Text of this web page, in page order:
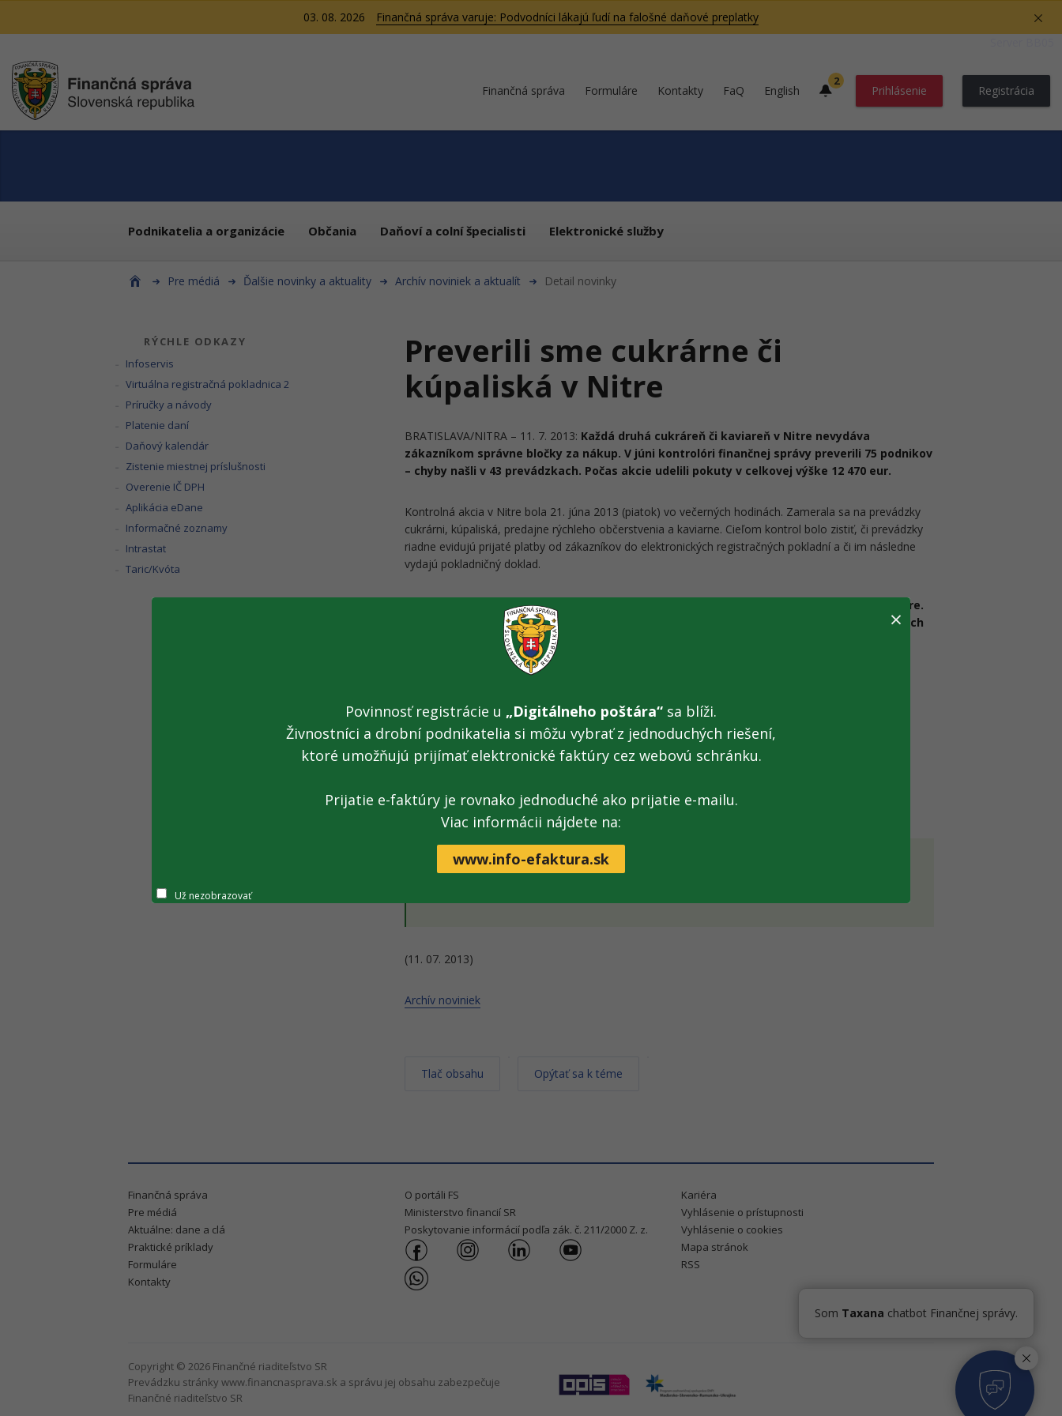
03. 08. 2026
Finančná správa varuje: Podvodníci lákajú ľudí na falošné daňové preplatky
Finančná správa Formuláre Kontakty FaQ English
2
Prihlásenie Registrácia
Podnikatelia a organizácie Občania Daňoví a colní špecialisti Elektronické služby
Pre médiá Ďalšie novinky a aktuality Archív noviniek a aktualít Detail novinky
RÝCHLE ODKAZY
Infoservis
Virtuálna registračná pokladnica 2
Príručky a návody
Platenie daní
Daňový kalendár
Zistenie miestnej príslušnosti
Overenie IČ DPH
Aplikácia eDane
Informačné zoznamy
Intrastat
Taric/Kvóta
Preverili sme cukrárne či
kúpaliská v Nitre
BRATISLAVA/NITRA – 11. 7. 2013: Každá druhá cukráreň či kaviareň v Nitre nevydáva
zákazníkom správne bločky za nákup. V júni kontrolóri finančnej správy preverili 75 podnikov
– chyby našli v 43 prevádzkach. Počas akcie udelili pokuty v celkovej výške 12 470 eur.
Kontrolná akcia v Nitre bola 21. júna 2013 (piatok) vo večerných hodinách. Zamerala sa na prevádzky
cukrárni, kúpaliská, predajne rýchleho občerstvenia a kaviarne. Cieľom kontrol bolo zistiť, či prevádzky
riadne evidujú prijaté platby od zákazníkov do elektronických registračných pokladní a či im následne
vydajú pokladničný doklad.
Na kontrolnej akcii sa zúčastnilo 64 kontrolórov finančnej správy z daňového úradu v Nitre.
Preverili 75 miestnych prevádzok, pričom v 43 prípadoch bolo zistené porušenie príslušných
ustanovení zákona o elektronických registračných pokladniach (tzn. cca každá druhá
prevádzka porušuje príslušné ustanovenia zákona).
nezaevidovanie prijatej tržby v pokladni,
podnikateľ tržbu zaevidoval, ale nevydal doklad z pokladne,
Dokument: Tlačová správa na stiahnutie
(11. 07. 2013)
Archív noviniek
Tlač obsahu Opýtať sa k téme
Finančná správa
Pre médiá
Aktuálne: dane a clá
Praktické príklady
Formuláre
Kontakty
O portáli FS
Ministerstvo financií SR
Poskytovanie informácií podľa zák. č. 211/2000 Z. z.
Kariéra
Vyhlásenie o prístupnosti
Vyhlásenie o cookies
Mapa stránok
RSS
Copyright © 2026 Finančné riaditeľstvo SR
Prevádzku stránky www.financnasprava.sk a správu jej obsahu zabezpečuje
Finančné riaditeľstvo SR
Som Taxana chatbot Finančnej správy.
×
Povinnosť registrácie u „Digitálneho poštára“ sa blíži.
Živnostníci a drobní podnikatelia si môžu vybrať z jednoduchých riešení,
ktoré umožňujú prijímať elektronické faktúry cez webovú schránku.
Prijatie e-faktúry je rovnako jednoduché ako prijatie e-mailu.
Viac informácii nájdete na:
www.info-efaktura.sk
Už nezobrazovať